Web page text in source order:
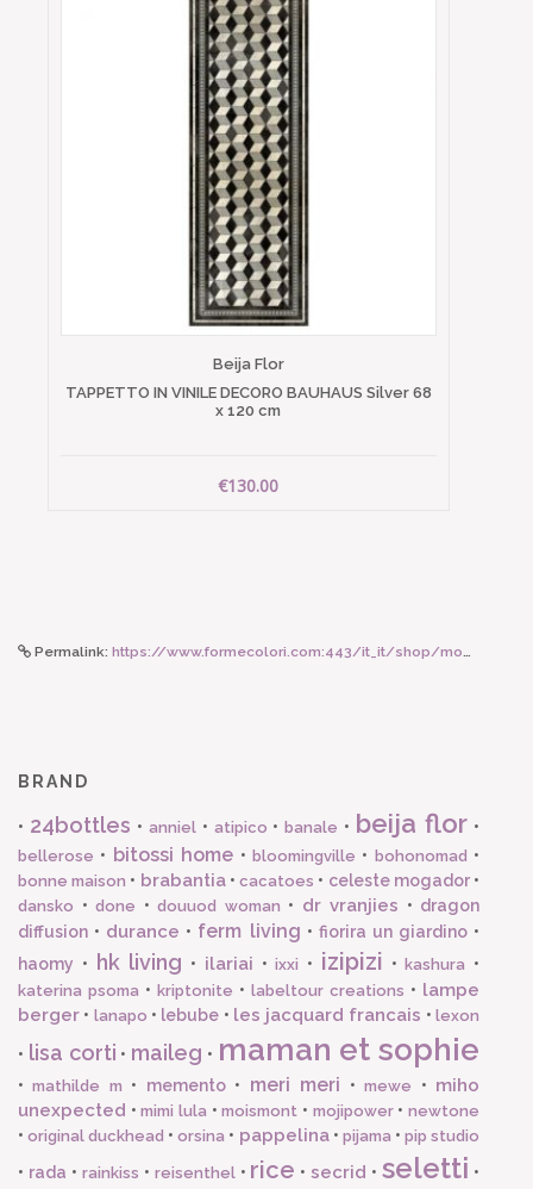
Beija Flor
TAPPETTO IN VINILE DECORO BAUHAUS Silver 68
x 120 cm
€130.00
Permalink: https://www.formecolori.com:443/it_it/shop/mood__fashion/ombrelli/reisenthel_poncho_pieghevole_mini_maxi_black/4125
BRAND
• 24bottles • anniel• atipico •banale • beija flor •
bellerose • bitossi home • bloomingville • bohonomad •
bonne maison • brabantia•cacatoes • celeste mogador•
dansko • done • douuod woman • dr vranjies • dragon
diffusion • durance • ferm living • fiorira un giardino•
haomy • hk living • ilariai •ixxi • izipizi •kashura •
katerina psoma • kriptonite • labeltour creations • lampe
berger • lanapo • lebube • les jacquard francais •lexon
• lisa corti • maileg • maman et sophie
•mathilde m • memento• meri meri •mewe • miho
unexpected •mimi lula •moismont • mojipower•newtone
•original duckhead •orsina • pappelina• pijama • pip studio
• rada • rainkiss • reisenthel• rice •secrid •seletti •